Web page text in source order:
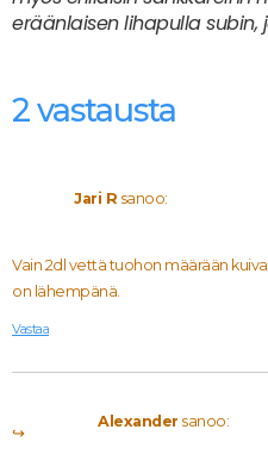
eräänlaisen lihapulla subin,
2 vastausta
Jari R sanoo:
Vain 2dl vettä tuohon määrään
on lähempänä.
Vastaa
Alexander sanoo: